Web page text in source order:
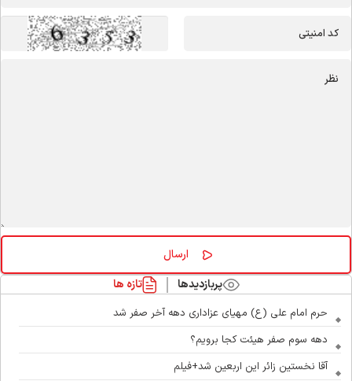
پربازدیدها تازه ها
حرم امام علی (ع) مهیای عزاداری دهه آخر صفر شد
دهه سوم صفر هیئت کجا برویم؟
آقا نخستین زائر این اربعین شد+فیلم